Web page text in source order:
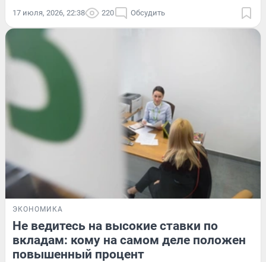
17 июля, 2026, 22:38 220 Обсудить
ЭКОНОМИКА
Не ведитесь на высокие ставки по
вкладам: кому на самом деле положен
повышенный процент